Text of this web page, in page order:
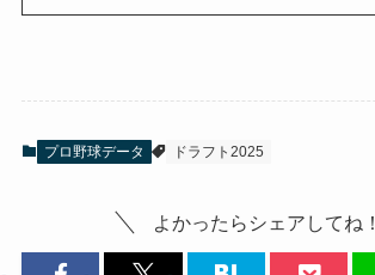
プロ野球データ ドラフト2025
よかったらシェアしてね！